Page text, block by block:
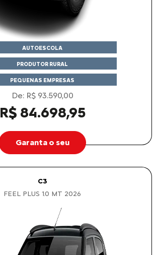
AUTOESCOLA
PRODUTOR RURAL
PEQUENAS EMPRESAS
De: R$ 93.590,00
R$ 84.698,95
Garanta o seu
C3
FEEL PLUS 1.0 MT 2026